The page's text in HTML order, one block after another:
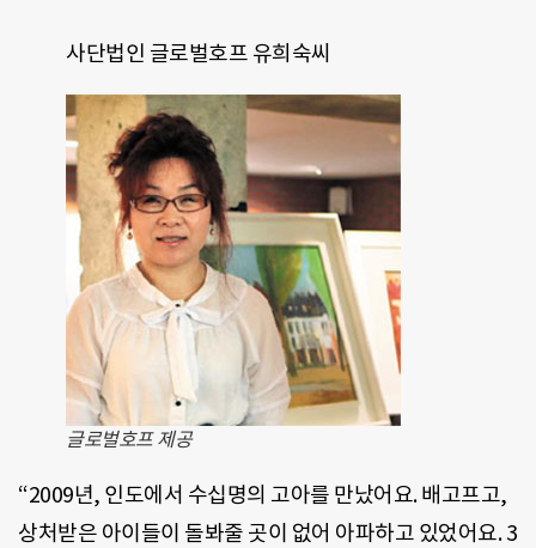
사단법인 글로벌호프 유희숙씨
글로벌호프 제공
“2009년, 인도에서 수십명의 고아를 만났어요. 배고프고,
상처받은 아이들이 돌봐줄 곳이 없어 아파하고 있었어요. 3